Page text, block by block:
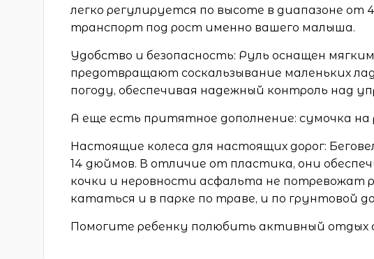
легко регулируется по высоте в диапазоне
транспорт под рост именно вашего малыша.
Удобство и безопасность: Руль оснащен
предотвращают соскальзывание маленьких
погоду, обеспечивая надежный контроль над
А еще есть притятное дополнение: сумочка на
Настоящие колеса для настоящих дорог:
14 дюймов. В отличие от пластика, они
кочки и неровности асфальта не потревожат
кататься и в парке по траве, и по грунтовой
Помогите ребенку полюбить активный отдых